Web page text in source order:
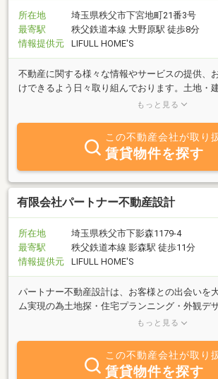
所在地
埼玉県秩父市下宮地町21番3号
最寄駅
秩父鉄道本線 大野原駅 徒歩8分
情報提供元
LIFULL HOME'S
不動産に関する様々な情報やサービスの提供、
けできるよう日々取り組んでおります。土地・
古）・賃貸など不動産のことなら(有)アシストハ
もっと見る
この不動産会社が取り
賃貸物件を探す
有限会社パートナー不動産設計
所在地
埼玉県秩父市下影森1179-4
最寄駅
秩父鉄道本線 影森駅 徒歩11分
情報提供元
LIFULL HOME'S
パートナー不動産設計は、お客様との出会いを
ム実現の為土地探・住宅プランニング・外観デ
及びエクステリア＆ガーデンまで、ハイクオリ
もっと見る
この不動産会社が取り
賃貸物件を探す